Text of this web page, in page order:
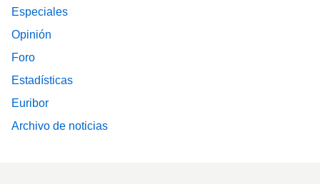
Especiales
Opinión
Foro
Estadísticas
Euribor
Archivo de noticias